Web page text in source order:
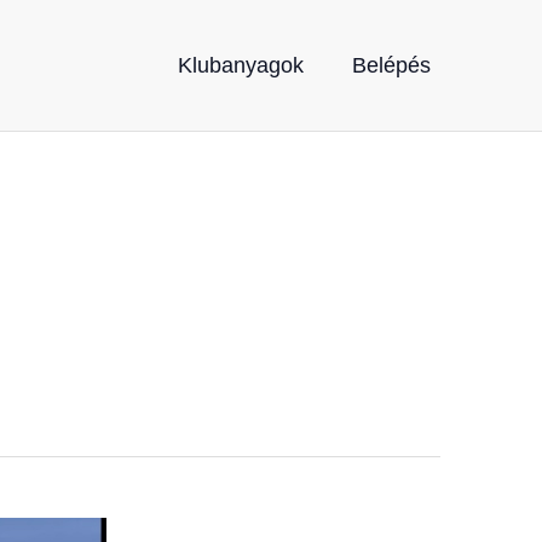
Klubanyagok Belépés